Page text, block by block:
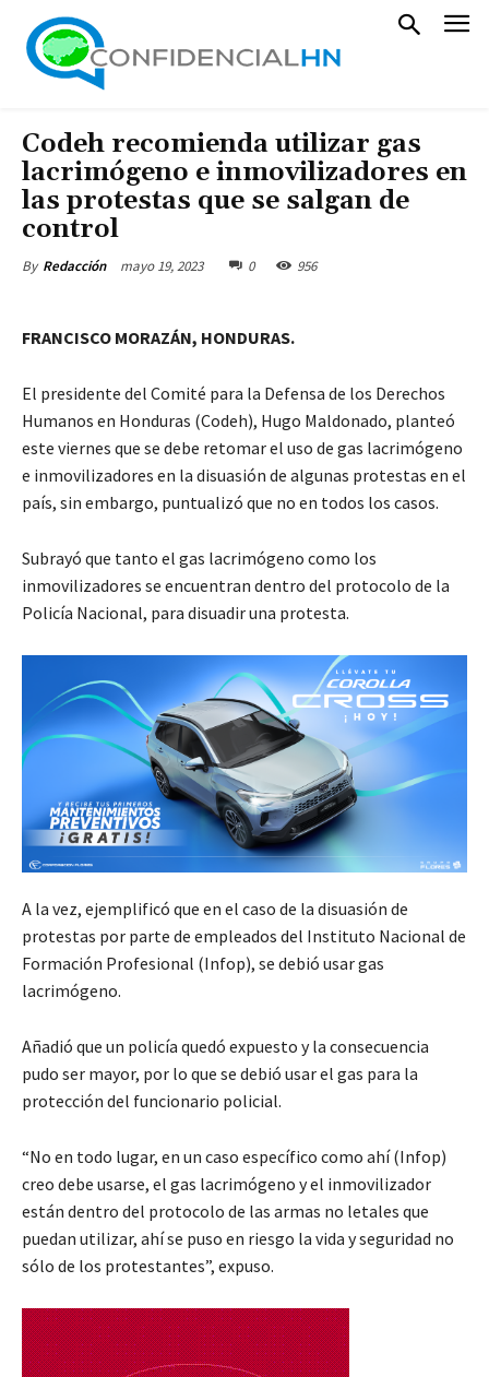
Codeh recomienda utilizar gas
lacrimógeno e inmovilizadores en
las protestas que se salgan de
control
By Redacción mayo 19, 2023 0 956
FRANCISCO MORAZÁN, HONDURAS.
El presidente del Comité para la Defensa de los Derechos
Humanos en Honduras (Codeh), Hugo Maldonado, planteó
este viernes que se debe retomar el uso de gas lacrimógeno
e inmovilizadores en la disuasión de algunas protestas en el
país, sin embargo, puntualizó que no en todos los casos.
Subrayó que tanto el gas lacrimógeno como los
inmovilizadores se encuentran dentro del protocolo de la
Policía Nacional, para disuadir una protesta.
A la vez, ejemplificó que en el caso de la disuasión de
protestas por parte de empleados del Instituto Nacional de
Formación Profesional (Infop), se debió usar gas
lacrimógeno.
Añadió que un policía quedó expuesto y la consecuencia
pudo ser mayor, por lo que se debió usar el gas para la
protección del funcionario policial.
“No en todo lugar, en un caso específico como ahí (Infop)
creo debe usarse, el gas lacrimógeno y el inmovilizador
están dentro del protocolo de las armas no letales que
puedan utilizar, ahí se puso en riesgo la vida y seguridad no
sólo de los protestantes”, expuso.